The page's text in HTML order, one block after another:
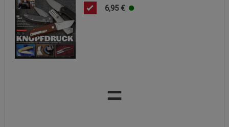
6,95 €
=